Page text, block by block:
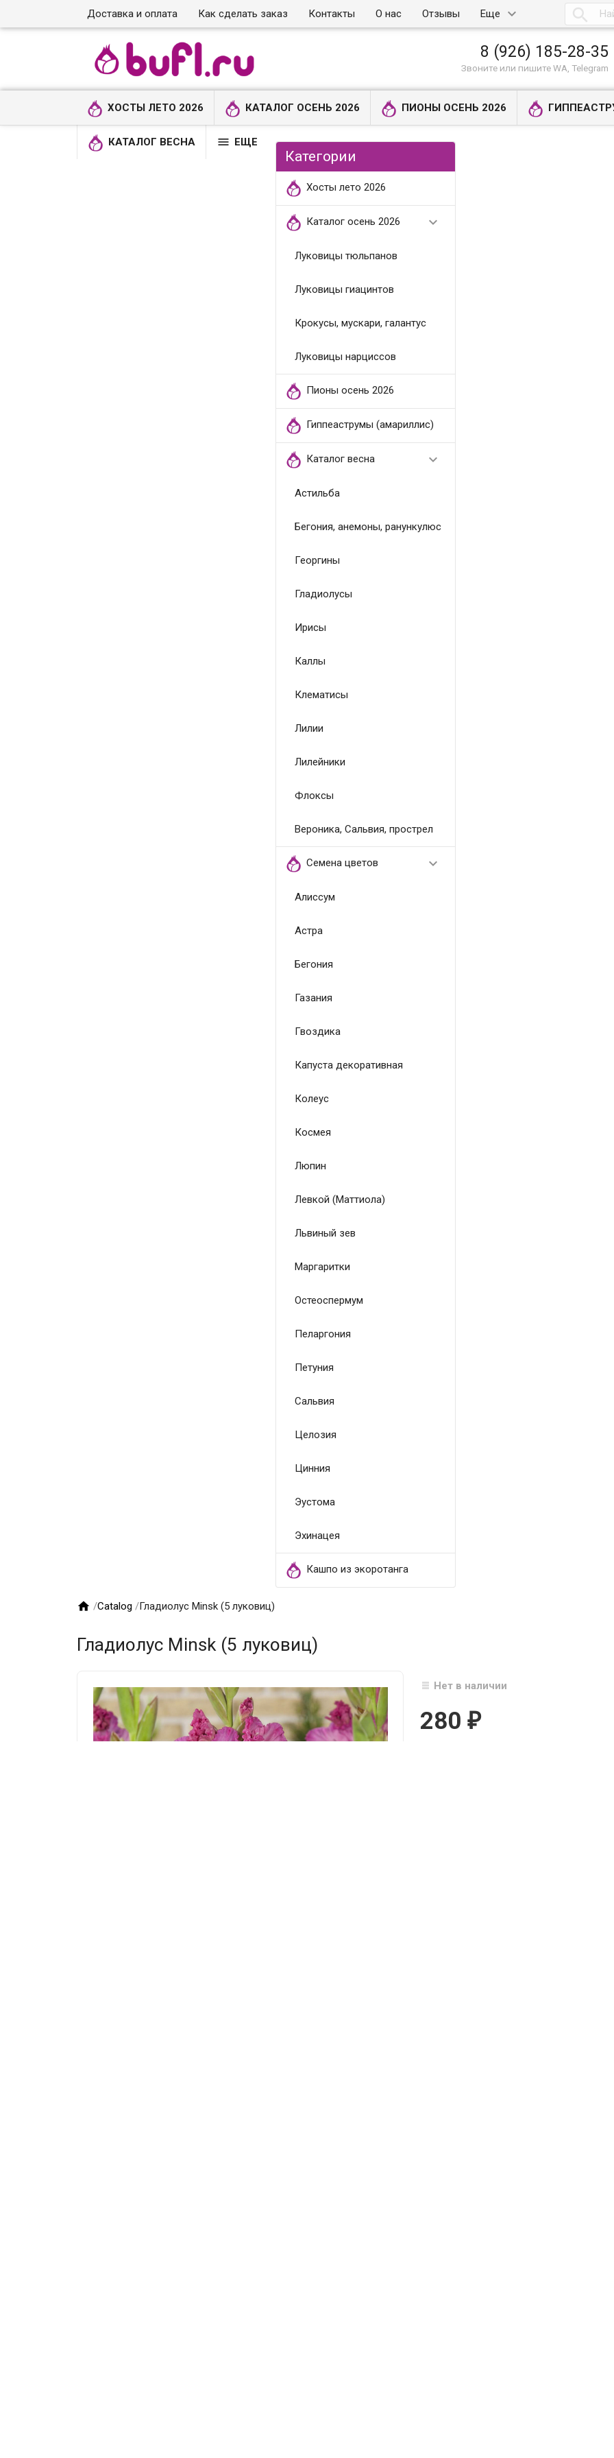
Доставка и оплата Как сделать заказ Контакты О нас Отзывы Еще 
8 (926) 185-28-35
Звоните или пишите WA, Telegram
ХОСТЫ ЛЕТО 2026 КАТАЛОГ ОСЕНЬ 2026 ПИОНЫ ОСЕНЬ 2026
КАТАЛОГ ВЕСНА  ЕЩЕ
Категории
Хосты лето 2026
Каталог осень 2026 
Луковицы тюльпанов
Луковицы гиацинтов
Крокусы, мускари, галантус
Луковицы нарциссов
Пионы осень 2026
Гиппеаструмы (амариллис)
Каталог весна 
Астильба
Бегония, анемоны, ранункулюс
Георгины
Гладиолусы
Ирисы
Каллы
Клематисы
Лилии
Лилейники
Флоксы
Вероника, Сальвия, прострел
Семена цветов 
Алиссум
Астра
Бегония
Газания
Гвоздика
Капуста декоративная
Колеус
Космея
Люпин
Левкой (Маттиола)
Львиный зев
Маргаритки
Остеоспермум
Пеларгония
Петуния
Сальвия
Целозия
Цинния
Эустома
Эхинацея
Кашпо из экоротанга
 /Catalog /Гладиолус Minsk (5 луковиц)
Гладиолус Minsk (5 луковиц)
Нет в наличии
280 ₽